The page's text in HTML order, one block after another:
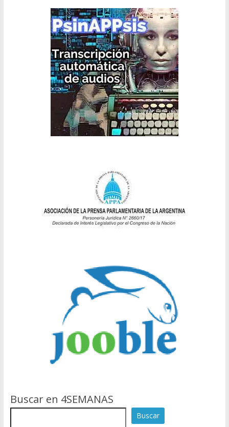
Buscar en 4SEMANAS
Buscar